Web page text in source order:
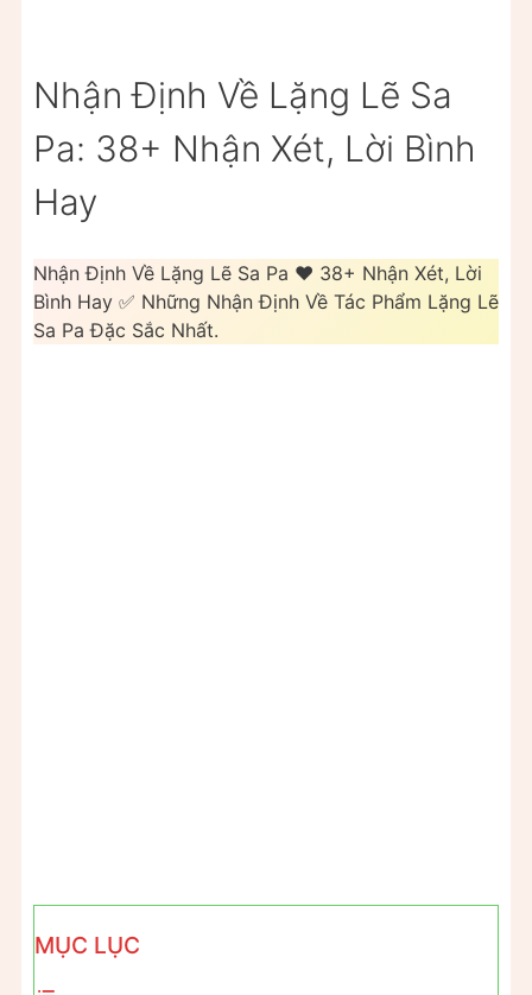
Nhận Định Về Lặng Lẽ Sa
Pa: 38+ Nhận Xét, Lời Bình
Hay
Nhận Định Về Lặng Lẽ Sa Pa ❤️ 38+ Nhận Xét, Lời
Bình Hay ✅ Những Nhận Định Về Tác Phẩm Lặng Lẽ
Sa Pa Đặc Sắc Nhất.
MỤC LỤC